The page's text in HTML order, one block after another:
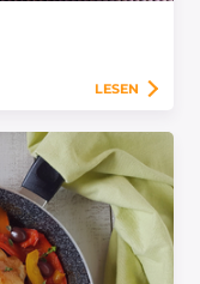
LESEN